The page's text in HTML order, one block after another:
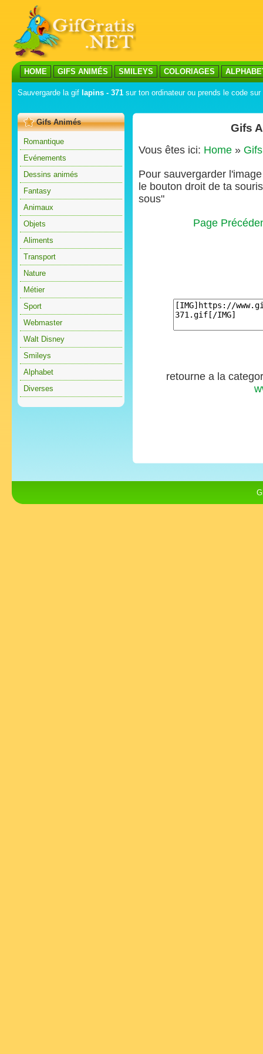
HOME GIFS ANIMÉS SMILEYS COLORIAGES
Sauvergarde la gif lapins - 371 sur ton ordinateur ou prends le code sur
Gifs Animés
Romantique
Evénements
Dessins animés
Fantasy
Animaux
Objets
Aliments
Transport
Nature
Métier
Sport
Webmaster
Walt Disney
Smileys
Alphabet
Diverses
Gifs
Vous êtes ici: Home »
Pour sauvergarder
le bouton droit de ta
sous"
Page
retourne a la